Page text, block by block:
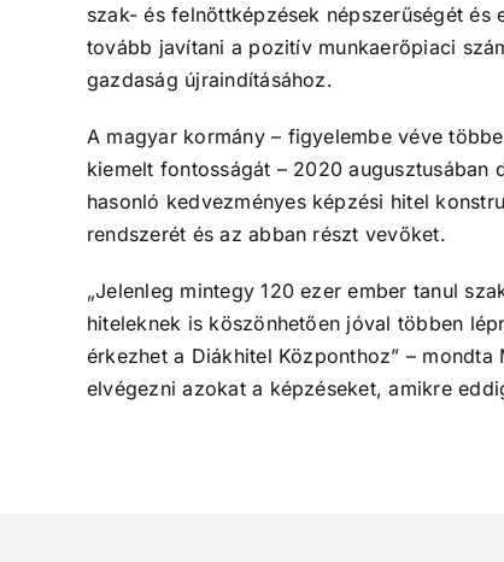
szak- és felnőttképzések népszerűségét
tovább javítani a pozitív munkaerőpiaci
gazdaság újraindításához.
A magyar kormány – figyelembe véve
kiemelt fontosságát – 2020
hasonló kedvezményes képzési hitel
rendszerét és az abban részt vevőket.
„Jelenleg mintegy 120 ezer ember tanul
hiteleknek is köszönhetően jóval többen
érkezhet a Diákhitel Központhoz” –
elvégezni azokat a képzéseket, amikre